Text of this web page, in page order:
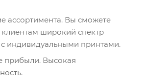
ассортимента. Вы сможете
клиентам широкий спектр
индивидуальными принтами.
прибыли. Высокая